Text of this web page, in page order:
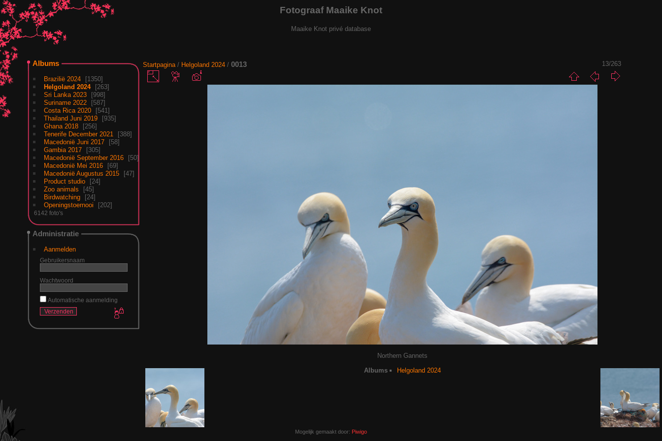
Fotograaf Maaike Knot
Maaike Knot privé database
Albums
Brazilië 2024
1350
Helgoland 2024
263
Sri Lanka 2023
998
Suriname 2022
587
Costa Rica 2020
541
Thailand Juni 2019
935
Ghana 2018
256
Tenerife December 2021
388
Macedonië Juni 2017
58
Gambia 2017
305
Macedonië September 2016
50
Macedonië Mei 2016
69
Macedonië Augustus 2015
47
Product studio
24
Zoo animals
45
Birdwatching
24
Openingstoernooi
202
6142 foto's
Administratie
Aanmelden
Gebruikersnaam
Wachtwoord
Automatische aanmelding
Startpagina / Helgoland 2024 / 0013 13/263
Northern Gannets
Albums
Helgoland 2024
Mogelijk gemaakt door: Piwigo